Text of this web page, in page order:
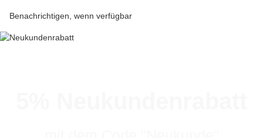
Benachrichtigen, wenn verfügbar